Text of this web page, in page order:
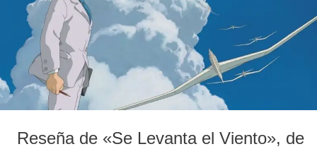
Reseña de «Se Levanta el Viento», de
Levanta
Viento»,
de
Hayao
Miyazaki